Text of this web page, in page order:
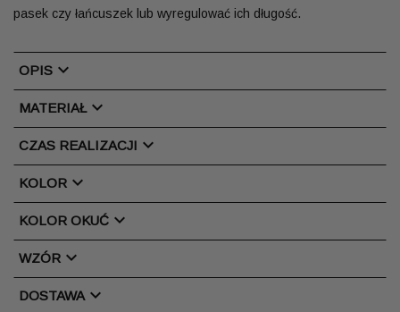
pasek czy łańcuszek lub wyregulować ich długość.
OPIS chevron_right
MATERIAŁchevron_right
CZAS REALIZACJI chevron_right
KOLOR chevron_right
KOLOR OKUĆ chevron_right
WZÓR chevron_right
DOSTAWAchevron_right